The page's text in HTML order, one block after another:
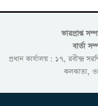
ভারপ্রাপ্ত
বার্তা
প্রধান কার্যালয় : ১৭, রবীন্দ্র
কলকাতা,